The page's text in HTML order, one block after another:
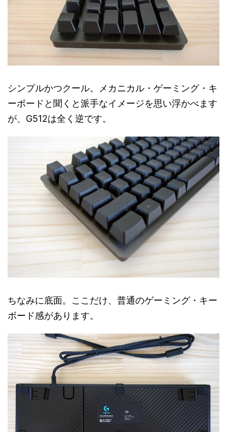
シンプルかつクール。メカニカル・ゲーミング・キ
ーボードと聞くと派手なイメージを思い浮かべます
が、G512は全く逆です。
ちなみに底面。ここだけ、普通のゲーミング・キー
ボード感があります。